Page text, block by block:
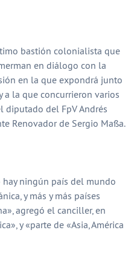
bastión colonialista que
en diálogo con la
en la que expondrá junto
a la que concurrieron varios
diputado del FpV Andrés
Renovador de Sergio Massa.
ningún país del mundo
y más y más países
agregó el canciller, en
y «parte de «Asia, América